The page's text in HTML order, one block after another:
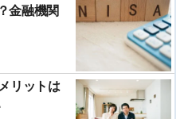
金融機関
リットは